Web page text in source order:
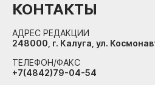
КОНТАКТЫ
АДРЕС РЕДАКЦИИ
248000, г. Калуга, ул.
ТЕЛЕФОН/ФАКС
+7(4842)79-04-54